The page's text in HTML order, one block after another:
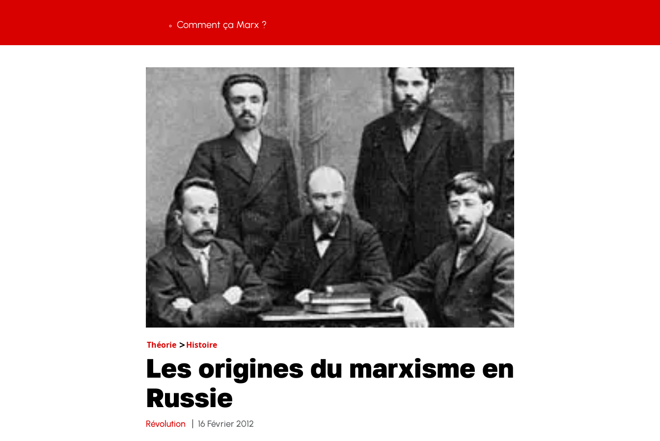
Comment ça Marx ?
Théorie Histoire
Les origines du marxisme en
Russie
Révolution 16 Février 2012